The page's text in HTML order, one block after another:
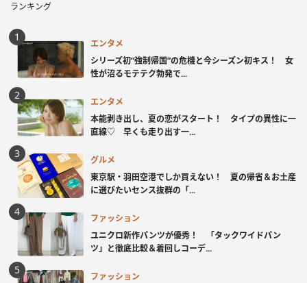
ランキング
エンタメ
シリーズ初“強制帰国”の危機と今シーズン初キス！ 女
性が沼るモテテク勃発で...
エンタメ
本能剥き出し、夏の恋がスタート！ タイプの異性に一
直線♡ 早くも走り出す一...
グルメ
東京駅・羽田空港でしか買えない！ 夏の帰省＆お土産
に選びたいセンス抜群の「...
ファッション
ユニクロ新作パンツが優秀！ 「タックワイドパン
ツ」と徹底比較＆着回しコーデ...
ファッション